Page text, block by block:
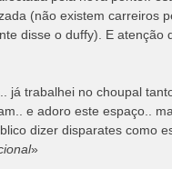
(não existem carreiros
disse o duffy). E
trabalhei no choupal
e adoro este espaço..
dizer disparates como
»